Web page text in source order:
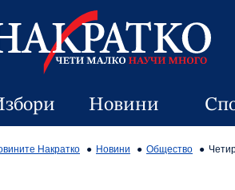
Новини
Накратко Новини Общество